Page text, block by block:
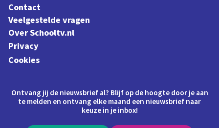
Contact
Veelgestelde vragen
Over Schooltv.nl
Privacy
Cookies
Ontvang jij de nieuwsbrief al? Blijf op de hoogte door je aan
te melden en ontvang elke maand een nieuwsbrief naar
keuze in je inbox!